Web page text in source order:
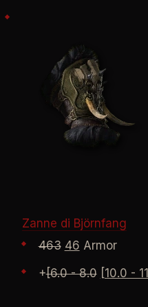
Zanne di Björnfang
463 46 Armor
+[6.0 - 8.0 [10.0 -